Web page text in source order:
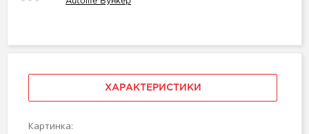
ХАРАКТЕРИСТИКИ
Картинка: